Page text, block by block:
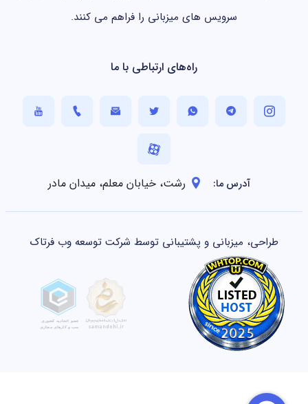
سرویس های میزبانی را فراهم می کنند.
راه‌های ارتباطی با ما
آدرس ما: رشت، خیابان معلم، میدان مادر
طراحی، میزبانی و پشتیبانی توسط شرکت توسعه وب فرتاک